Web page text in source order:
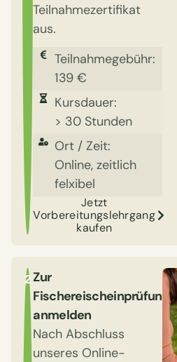
Teilnahmezertifikat
aus.
Teilnahmegebühr:
139 €
Kursdauer:
> 30 Stunden
Ort / Zeit:
Online, zeitlich
felxibel
Jetzt
Vorbereitungslehrgang
kaufen
2Zur
Fischereischeinprüfung
anmelden
Nach Abschluss
unseres Online-